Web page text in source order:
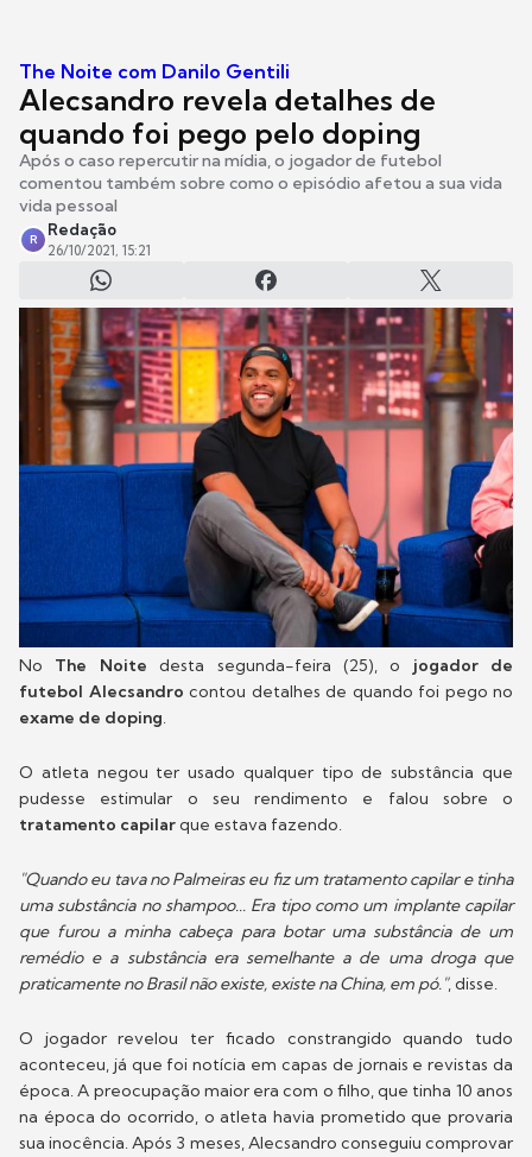
The Noite com Danilo Gentili
Alecsandro revela detalhes de
quando foi pego pelo doping
Após o caso repercutir na mídia, o jogador de futebol
comentou também sobre como o episódio afetou a sua vida
vida pessoal
R
Redação
26/10/2021, 15:21
No The Noite desta segunda-feira (25), o jogador de
futebol Alecsandro contou detalhes de quando foi pego no
exame de doping.
O atleta negou ter usado qualquer tipo de substância que
pudesse estimular o seu rendimento e falou sobre o
tratamento capilarque estava fazendo.
"Quando eu tava no Palmeiras eu fiz um tratamento capilar e tinha
uma substância no shampoo... Era tipo como um implante capilar
que furou a minha cabeça para botar uma substância de um
remédio e a substância era semelhante a de uma droga que
praticamente no Brasil não existe, existe na China, em pó.", disse.
O jogador revelou ter ficado constrangido quando tudo
aconteceu, já que foi notícia em capas de jornais e revistas da
época. A preocupação maior era com o filho, que tinha 10 anos
na época do ocorrido, o atleta havia prometido que provaria
sua inocência. Após 3 meses, Alecsandro conseguiu comprovar